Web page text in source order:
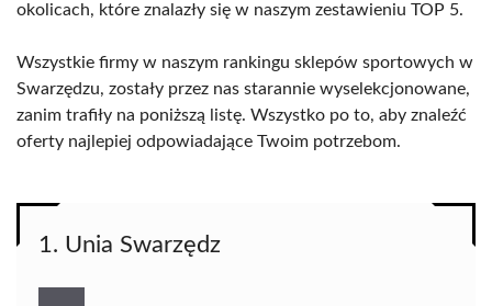
okolicach, które znalazły się w naszym zestawieniu TOP 5.
Wszystkie firmy w naszym rankingu sklepów sportowych w
Swarzędzu, zostały przez nas starannie wyselekcjonowane,
zanim trafiły na poniższą listę. Wszystko po to, aby znaleźć
oferty najlepiej odpowiadające Twoim potrzebom.
1. Unia Swarzędz